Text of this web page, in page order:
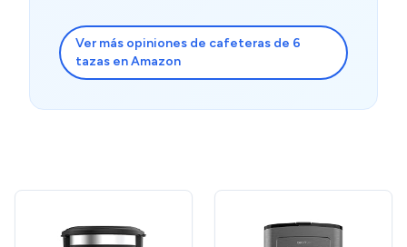
Ver más opiniones de cafeteras de 6
tazas en Amazon